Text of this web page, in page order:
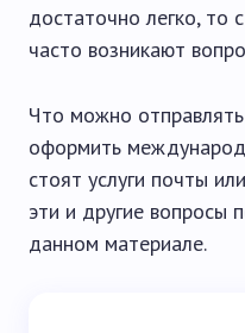
достаточно легко, то
часто возникают
Что можно
оформить
стоят услуги почты
эти и другие вопросы
данном материале.